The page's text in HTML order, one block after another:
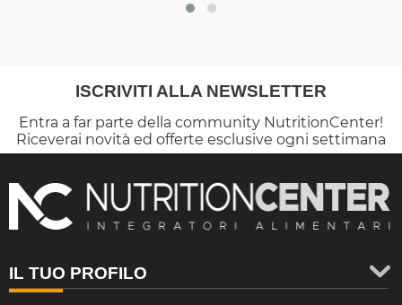
ISCRIVITI ALLA NEWSLETTER
Entra a far parte della community NutritionCenter!
Riceverai novità ed offerte esclusive ogni settimana
IL TUO PROFILO